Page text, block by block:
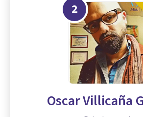
2
Oscar Villicaña